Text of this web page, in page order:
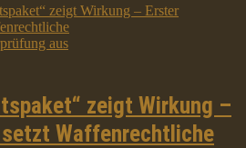
zeigt Wirkung –
Waffenrechtliche